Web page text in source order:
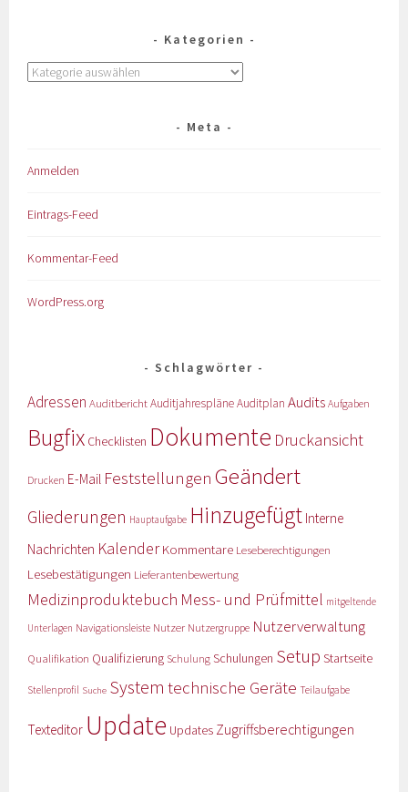
Kategorien
Meta
Anmelden
Eintrags-Feed
Kommentar-Feed
WordPress.org
Schlagwörter
Adressen AuditberichtAuditjahrespläneAuditplan Audits Aufgaben
Bugfix Checklisten Dokumente Druckansicht
Drucken E-Mail Feststellungen Geändert
Gliederungen Hauptaufgabe Hinzugefügt Interne
Nachrichten KalenderKommentare Leseberechtigungen
Lesebestätigungen Lieferantenbewertung
Medizinproduktebuch Mess- und Prüfmittel mitgeltende
Unterlagen Navigationsleiste Nutzer Nutzergruppe Nutzerverwaltung
Qualifikation Qualifizierung Schulung Schulungen Setup Startseite
Stellenprofil Suche System technische Geräte Teilaufgabe
Texteditor Update Updates Zugriffsberechtigungen